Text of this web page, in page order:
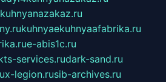
kuhnyaekuhnyaafabrika.ru
e-abis1c.ru
services.rudark-sand.ru
x-legion.rusib-archives.ru